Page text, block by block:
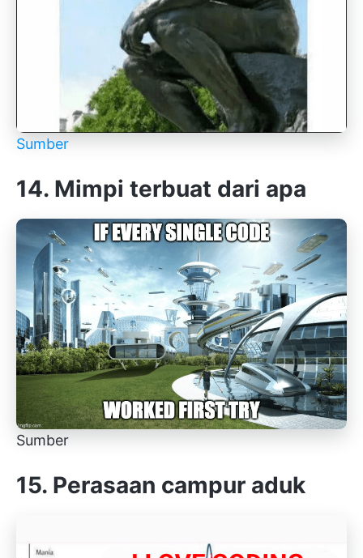
Sumber
14. Mimpi terbuat dari apa
Sumber
15. Perasaan campur aduk